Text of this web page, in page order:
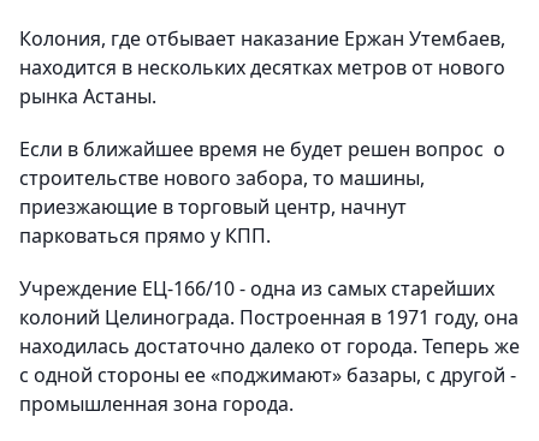
Колония, где отбывает наказание Ержан Утембаев,
находится в нескольких десятках метров от нового
рынка Астаны.
Если в ближайшее время не будет решен вопрос о
строительстве нового забора, то машины,
приезжающие в торговый центр, начнут
парковаться прямо у КПП.
Учреждение ЕЦ-166/10 - одна из самых старейших
колоний Целинограда. Построенная в 1971 году, она
находилась достаточно далеко от города. Теперь же
с одной стороны ее «поджимают» базары, с другой -
промышленная зона города.